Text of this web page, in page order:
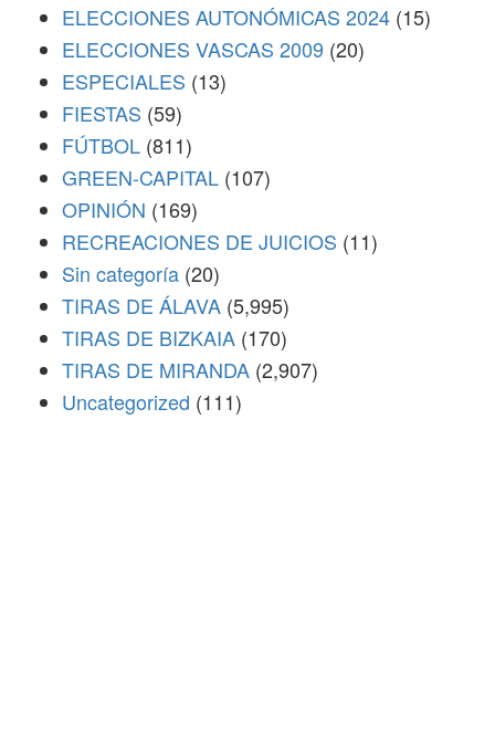
ELECCIONES AUTONÓMICAS 2024 (15)
ELECCIONES VASCAS 2009 (20)
ESPECIALES (13)
FIESTAS (59)
FÚTBOL (811)
GREEN-CAPITAL (107)
OPINIÓN (169)
RECREACIONES DE JUICIOS (11)
Sin categoría (20)
TIRAS DE ÁLAVA (5,995)
TIRAS DE BIZKAIA (170)
TIRAS DE MIRANDA (2,907)
Uncategorized (111)